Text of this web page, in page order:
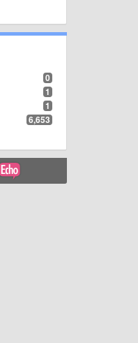
0
1
1
6,653